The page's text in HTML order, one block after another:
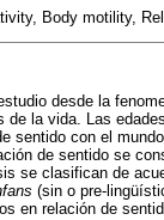
Body motility,
desde la
de la vida. Las
sentido con el
de sentido se
se clasifican de
(sin o pre-
en relación de